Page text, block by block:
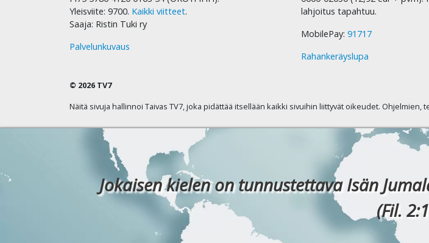
Yleisviite: 9700. Kaikki viitteet.
Saaja: Ristin Tuki ry
Palvelunkuvaus
lahjoitus tapahtuu.
MobilePay: 91717
Rahankeräyslupa
© 2026 TV7
Näitä sivuja hallinnoi Taivas TV7, joka pidättää itsellään kaikki sivuihin liittyvät oikeudet.
Jokaisen kielen on tunnustettava Isän
(Fil.